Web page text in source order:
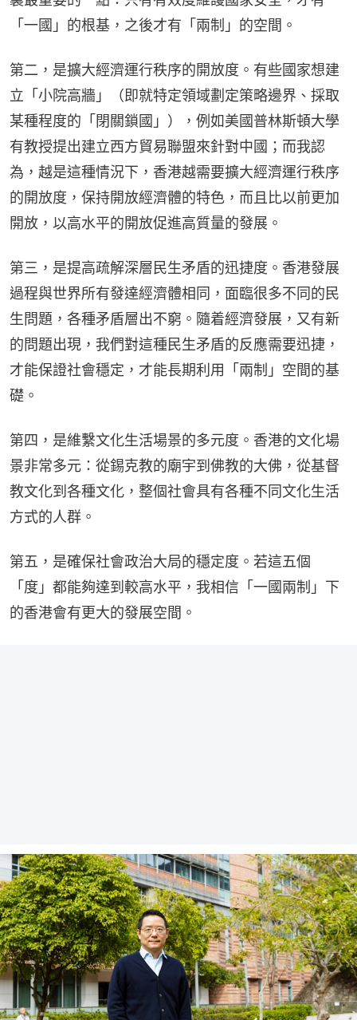
「一國」的根基，之後才有「兩制」的空間。
第二，是擴大經濟運行秩序的開放度。有些國家想建
立「小院高牆」（即就特定領域劃定策略邊界、採取
某種程度的「閉關鎖國」），例如美國普林斯頓大學
有教授提出建立西方貿易聯盟來針對中國；而我認
為，越是這種情況下，香港越需要擴大經濟運行秩序
的開放度，保持開放經濟體的特色，而且比以前更加
開放，以高水平的開放促進高質量的發展。
第三，是提高疏解深層民生矛盾的迅捷度。香港發展
過程與世界所有發達經濟體相同，面臨很多不同的民
生問題，各種矛盾層出不窮。隨着經濟發展，又有新
的問題出現，我們對這種民生矛盾的反應需要迅捷，
才能保證社會穩定，才能長期利用「兩制」空間的基
礎。
第四，是維繫文化生活場景的多元度。香港的文化場
景非常多元：從錫克教的廟宇到佛教的大佛，從基督
教文化到各種文化，整個社會具有各種不同文化生活
方式的人群。
第五，是確保社會政治大局的穩定度。若這五個
「度」都能夠達到較高水平，我相信「一國兩制」下
的香港會有更大的發展空間。